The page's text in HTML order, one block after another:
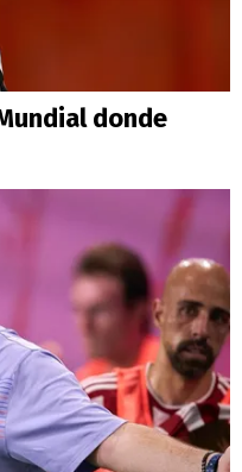
donde